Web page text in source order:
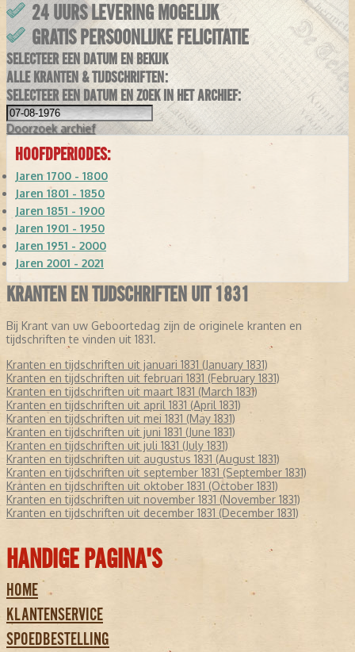
24 UURS LEVERING MOGELIJK
GRATIS PERSOONLIJKE FELICITATIE
SELECTEER EEN DATUM EN BEKIJK
ALLE KRANTEN & TIJDSCHRIFTEN:
SELECTEER EEN DATUM EN ZOEK IN HET ARCHIEF:
Doorzoek archief
HOOFDPERIODES:
Jaren 1700 - 1800
Jaren 1801 - 1850
Jaren 1851 - 1900
Jaren 1901 - 1950
Jaren 1951 - 2000
Jaren 2001 - 2021
KRANTEN EN TIJDSCHRIFTEN UIT 1831
Bij Krant van uw Geboortedag zijn de originele kranten en
tijdschriften te vinden uit 1831.
Kranten en tijdschriften uit januari 1831 (January 1831)
Kranten en tijdschriften uit februari 1831 (February 1831)
Kranten en tijdschriften uit maart 1831 (March 1831)
Kranten en tijdschriften uit april 1831 (April 1831)
Kranten en tijdschriften uit mei 1831 (May 1831)
Kranten en tijdschriften uit juni 1831 (June 1831)
Kranten en tijdschriften uit juli 1831 (July 1831)
Kranten en tijdschriften uit augustus 1831 (August 1831)
Kranten en tijdschriften uit september 1831 (September 1831)
Kranten en tijdschriften uit oktober 1831 (October 1831)
Kranten en tijdschriften uit november 1831 (November 1831)
Kranten en tijdschriften uit december 1831 (December 1831)
HANDIGE PAGINA'S
HOME
KLANTENSERVICE
SPOEDBESTELLING